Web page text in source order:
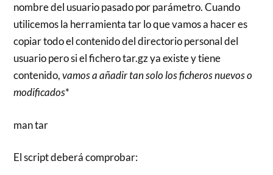
nombre del usuario pasado por parámetro. Cuando
utilicemos la herramienta tar lo que vamos a hacer es
copiar todo el contenido del directorio personal del
usuario pero si el fichero tar.gz ya existe y tiene
contenido,vamos a añadir tan solo los ficheros nuevos o
modificados*
man tar
El script deberá comprobar: